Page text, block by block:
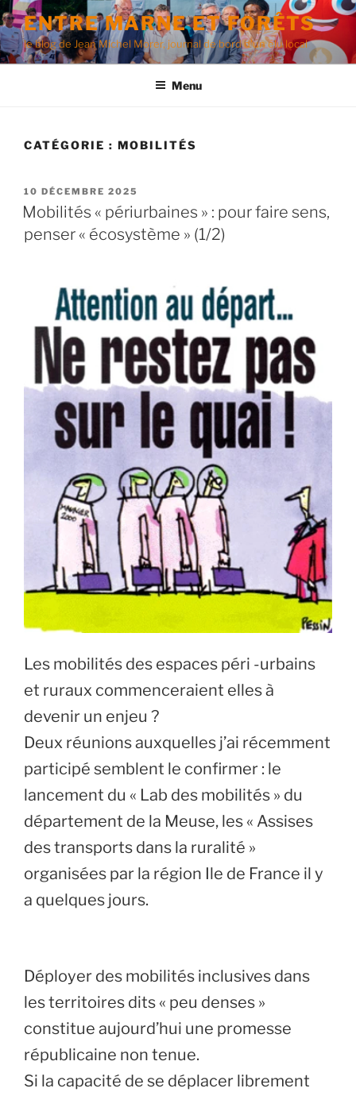
Aller
au
contenu
principal
ENTRE MARNE ET FORÊTS
le blog de Jean Michel Morer, journal de bord d'un élu local
Menu
CATÉGORIE : MOBILITÉS
PUBLIÉ
LE
10 DÉCEMBRE 2025
Mobilités « périurbaines » : pour faire sens,
penser « écosystème » (1/2)
Les mobilités des espaces péri -urbains
et ruraux commenceraient elles à
devenir un enjeu ?
Deux réunions auxquelles j’ai récemment
participé semblent le confirmer : le
lancement du « Lab des mobilités » du
département de la Meuse, les « Assises
des transports dans la ruralité »
organisées par la région Ile de France il y
a quelques jours.
Déployer des mobilités inclusives dans
les territoires dits « peu denses »
constitue aujourd’hui une promesse
républicaine non tenue.
Si la capacité de se déplacer librement